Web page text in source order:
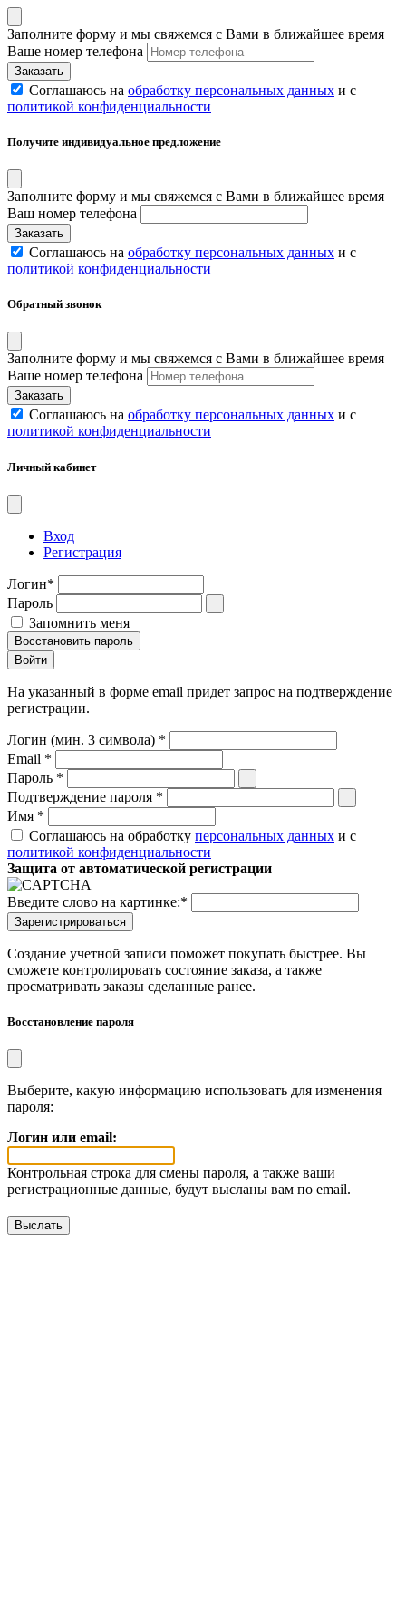
Заполните форму и мы свяжемся с Вами в ближайшее время
Ваше номер телефона
Соглашаюсь на обработку персональных данных и с
политикой конфиденциальности
Получите индивидуальное предложение
Заполните форму и мы свяжемся с Вами в ближайшее время
Ваш номер телефона
Соглашаюсь на обработку персональных данных и с
политикой конфиденциальности
Обратный звонок
Заполните форму и мы свяжемся с Вами в ближайшее время
Ваше номер телефона
Соглашаюсь на обработку персональных данных и с
политикой конфиденциальности
Личный кабинет
Вход
Регистрация
Логин*
Пароль
Запомнить меня
Восстановить пароль
На указанный в форме email придет запрос на подтверждение
регистрации.
Логин (мин. 3 символа) *
Email *
Пароль *
Подтверждение пароля *
Имя *
Соглашаюсь на обработку персональных данных и с
политикой конфиденциальности
Защита от автоматической регистрации
Введите слово на картинке:*
Создание учетной записи поможет покупать быстрее. Вы
сможете контролировать состояние заказа, а также
просматривать заказы сделанные ранее.
Восстановление пароля
Выберите, какую информацию использовать для изменения
пароля:
Логин или email:
Контрольная строка для смены пароля, а также ваши
регистрационные данные, будут высланы вам по email.